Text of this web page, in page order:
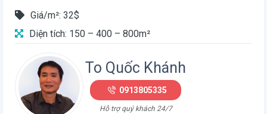
Giá/m²: 32$
Diện tích: 150 – 400 – 800m²
To Quốc Khánh
0913805335
Hỗ trợ quý khách 24/7